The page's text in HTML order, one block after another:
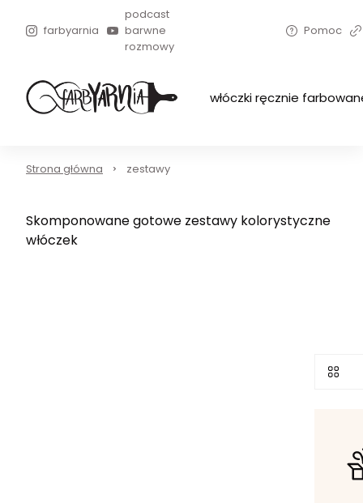
farbyarnia
podcast
barwne
rozmowy
Pomoc
włóczki ręcznie
Strona główna zestawy
Skomponowane gotowe zestawy kolorystyczne
włóczek